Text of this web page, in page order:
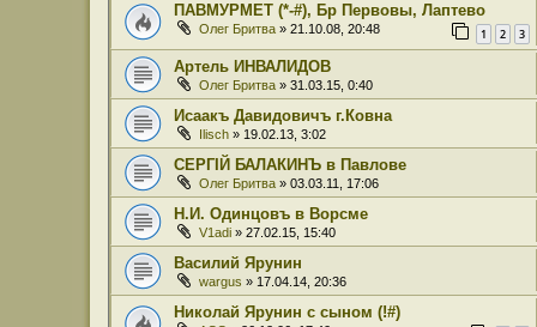
ПАВМУРМЕТ (*-#), Бр Первовы, Лаптево
Олег Бритва » 21.10.08, 20:48 1 2 3
Артель ИНВАЛИДОВ
Олег Бритва » 31.03.15, 0:40
Исаакъ Давидовичъ г.Ковна
Ilisch » 19.02.13, 3:02
СЕРГIЙ БАЛАКИНЪ в Павлове
Олег Бритва » 03.03.11, 17:06
Н.И. Одинцовъ в Ворсме
V1adi » 27.02.15, 15:40
Василий Ярунин
wargus » 17.04.14, 20:36
Николай Ярунин с сыном (!#)